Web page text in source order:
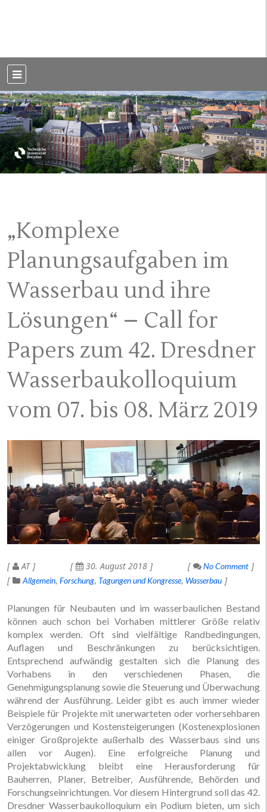
Dresden
„Komplexe
Planungsaufgaben im
Wasserbau und ihre
Lösungen“ – Call for
Papers zum 42. Dresdner
Wasserbaukolloquium
vom 07. bis 08. März 2019
AT 30. August 2018
No Comment
Allgemein Forschung Tagungen und Kongresse Wasserbau
Planungen für Neubauten und im wasserbaulichen Bestand
können auch schon bei Vorhaben mittlerer Größe relativ
komplex werden. Oft sind vielfältige Randbedingungen,
Auflagen und Beschränkungen zu berücksichtigen.
Entsprechend aufwändig gestalten sich die Planung des
Vorhabens in den verschiedenen Phasen, die
Genehmigungsplanung sowie die Steuerung und Überwachung
während der Ausführung. Leider gibt es auch immer wieder
Beispiele für Projekte mit unerwarteten oder vorhersehbaren
Verzögerungen und Kostensteigerungen (Kostenexplosionen
einiger Großprojekte außerhalb des Wasserbaus sind uns
allen vor Augen). Eine erfolgreiche Planung und
Projektabwicklung bleibt eine Herausforderung für
Bauherren, Planer, Betreiber, Ausführende, Behörden und
Forschungseinrichtungen. Vor diesem Hintergrund soll das 42.
Dresdner Wasserbaukolloquium ein Podium bieten, um sich